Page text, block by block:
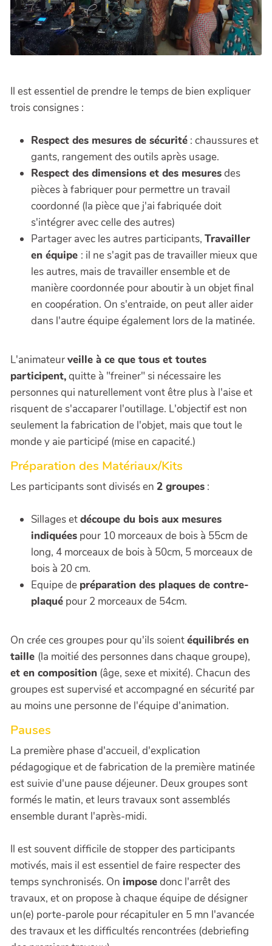
Il est essentiel de prendre le temps de bien expliquer
trois consignes :
Respect des mesures de sécurité : chaussures et
gants, rangement des outils après usage.
Respect des dimensions et des mesuresdes
pièces à fabriquer pour permettre un travail
coordonné (la pièce que j'ai fabriquée doit
s'intégrer avec celle des autres)
Partager avec les autres participants, Travailler
en équipe : il ne s'agit pas de travailler mieux que
les autres, mais de travailler ensemble et de
manière coordonnée pour aboutir à un objet final
en coopération. On s'entraide, on peut aller aider
dans l'autre équipe également lors de la matinée.
L'animateurveille à ce que tous et toutes
participent,quitte à "freiner" si nécessaire les
personnes qui naturellement vont être plus à l'aise et
risquent de s'accaparer l'outillage. L'objectif est non
seulement la fabrication de l'objet, mais que tout le
monde y aie participé (mise en capacité.)
Préparation des Matériaux/Kits
Les participants sont divisés en 2 groupes :
Sillages etdécoupe du bois aux mesures
indiquées pour 10 morceaux de bois à 55cm de
long, 4 morceaux de bois à 50cm, 5 morceaux de
bois à 20 cm.
Equipe de préparation des plaques de contre-
plaqué pour 2 morceaux de 54cm.
On crée ces groupes pour qu'ils soientéquilibrés en
taille (la moitié des personnes dans chaque groupe),
et en composition (âge, sexe et mixité). Chacun des
groupes est supervisé et accompagné en sécurité par
au moins une personne de l'équipe d'animation.
Pauses
La première phase d'accueil, d'explication
pédagogique et de fabrication de la première matinée
est suivie d'une pause déjeuner. Deux groupes sont
formés le matin, et leurs travaux sont assemblés
ensemble durant l'après-midi.
Il est souvent difficile de stopper des participants
motivés, mais il est essentiel de faire respecter des
temps synchronisés. On imposedonc l'arrêt des
travaux, et on propose à chaque équipe de désigner
un(e) porte-parole pour récapituler en 5 mn l'avancée
des travaux et les difficultés rencontrées (debriefing